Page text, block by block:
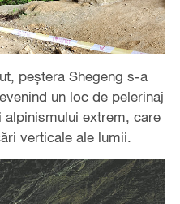
peștera Shegeng s-a
un loc de pelerinaj
extrem, care
verticale ale lumii.